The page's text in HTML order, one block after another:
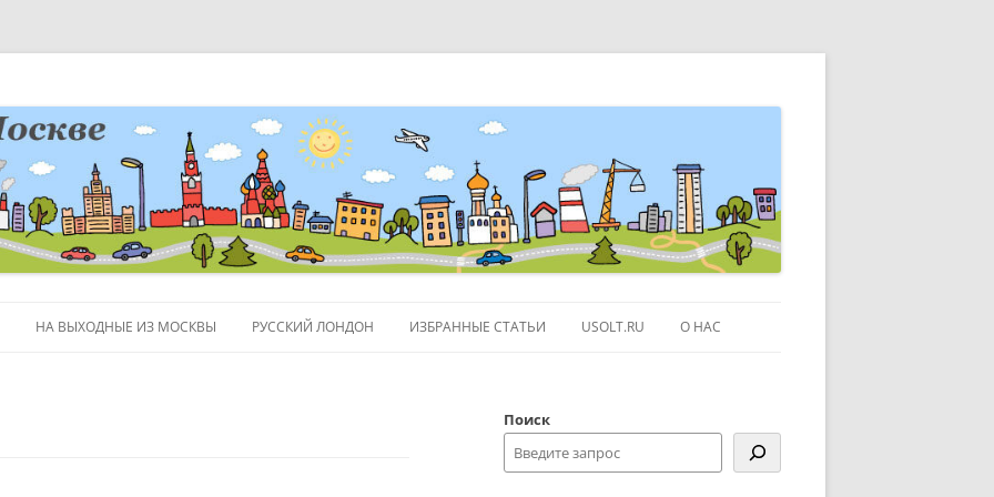
НА ВЫХОДНЫЕ ИЗ МОСКВЫ РУССКИЙ ЛОНДОН ИЗБРАННЫЕ СТАТЬИ
ПОЛЕЗНЫЕ ССЫЛКИ
ОБЪЕКТЫ НА КАРТЕ GOOGLE
USOLT.RU О НАС
Поиск